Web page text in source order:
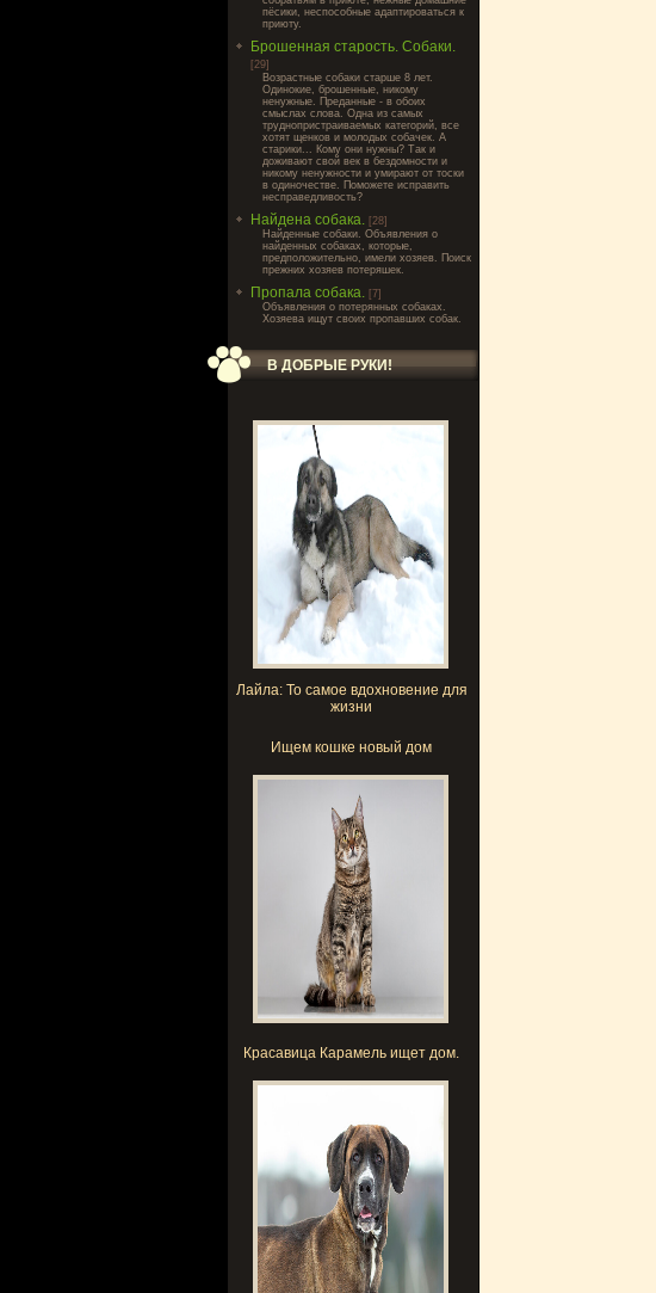
пёсики, неспособные адаптироваться к
приюту.
Брошенная старость. Собаки.
[29]
Возрастные собаки старше 8 лет.
Одинокие, брошенные, никому
ненужные. Преданные - в обоих
смыслах слова. Одна из самых
труднопристраиваемых категорий, все
хотят щенков и молодых собачек. А
старики... Кому они нужны? Так и
доживают свой век в бездомности и
никому ненужности и умирают от тоски
в одиночестве. Поможете исправить
несправедливость?
Найдена собака. [28]
Найденные собаки. Объявления о
найденных собаках, которые,
предположительно, имели хозяев. Поиск
прежних хозяев потеряшек.
Пропала собака. [7]
Объявления о потерянных собаках.
Хозяева ищут своих пропавших собак.
В ДОБРЫЕ РУКИ!
Лайла: То самое вдохновение для
жизни
Ищем кошке новый дом
Красавица Карамель ищет дом.